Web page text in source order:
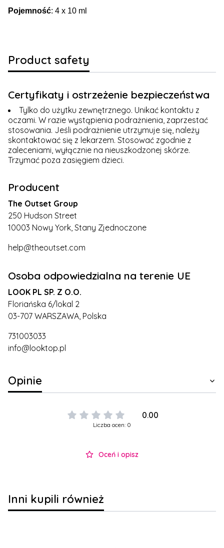
Pojemność: 4 x 10 ml
Product safety
Certyfikaty i ostrzeżenie bezpieczeństwa
Tylko do użytku zewnętrznego. Unikać kontaktu z
oczami. W razie wystąpienia podrażnienia, zaprzestać
stosowania. Jeśli podrażnienie utrzymuje się, należy
skontaktować się z lekarzem. Stosować zgodnie z
zaleceniami, wyłącznie na nieuszkodzonej skórze.
Trzymać poza zasięgiem dzieci.
Producent
The Outset Group
250 Hudson Street
10003 Nowy York, Stany Zjednoczone
help@theoutset.com
Osoba odpowiedzialna na terenie UE
LOOK PL SP. Z O.O.
Floriańska 6/lokal 2
03-707 WARSZAWA, Polska
731003033
info@looktop.pl
Opinie
0.00
Liczba ocen: 0
Oceń i opisz
Inni kupili również